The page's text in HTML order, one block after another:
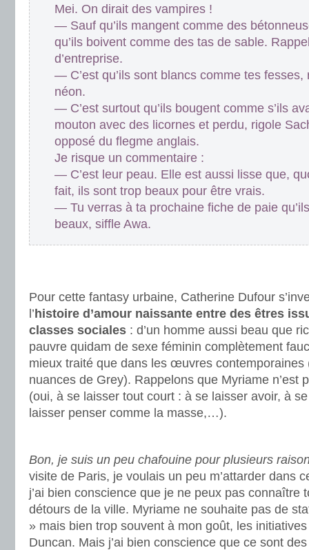
Mei. On dirait des vampires !
— Sauf qu’ils mangent comme des
qu’ils boivent comme des tas de sable.
d’entreprise.
— C’est qu’ils sont blancs comme tes
néon.
— C’est surtout qu’ils bougent comme s’ils
mouton avec des licornes et perdu, rigole
opposé du flegme anglais.
Je risque un commentaire :
— C’est leur peau. Elle est aussi lisse que,
fait, ils sont trop beaux pour être vrais.
— Tu verras à ta prochaine fiche de paie
beaux, siffle Awa.
Pour cette fantasy urbaine, Catherine Dufour
l’ histoire d’amour naissante entre des êtres
classes sociales : d’un homme aussi beau que
pauvre quidam de sexe féminin complètement
mieux traité que dans les œuvres contemporaines
nuances de Grey). Rappelons que Myriame n’est
(oui, à se laisser tout court : à se laisser avoir, à
laisser penser comme la masse,…).
Bon, je suis un peu chafouine pour plusieurs
visite de Paris, je voulais un peu m’attarder dans
j’ai bien conscience que je ne peux pas connaître
détours de la ville. Myriame ne souhaite pas de
» mais bien trop souvent à mon goût, les
Duncan. Mais j’ai bien conscience que ce sont